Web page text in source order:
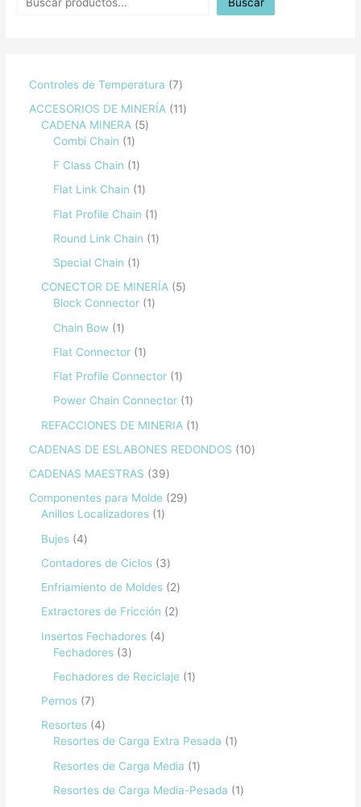
Controles de Temperatura
7
ACCESORIOS DE MINERÍA
11
CADENA MINERA
5
Combi Chain
1
F Class Chain
1
Flat Link Chain
1
Flat Profile Chain
1
Round Link Chain
1
Special Chain
1
CONECTOR DE MINERÍA
5
Block Connector
1
Chain Bow
1
Flat Connector
1
Flat Profile Connector
1
Power Chain Connector
1
REFACCIONES DE MINERIA
1
CADENAS DE ESLABONES REDONDOS
10
CADENAS MAESTRAS
39
Componentes para Molde
29
Anillos Localizadores
1
Bujes 4
Contadores de Ciclos
3
Enfriamiento de Moldes
2
Extractores de Fricción
2
Insertos Fechadores 4
Fechadores
3
Fechadores de Reciclaje
1
Pernos 7
Resortes 4
Resortes de Carga Extra Pesada
1
Resortes de Carga Media
1
Resortes de Carga Media-Pesada
1